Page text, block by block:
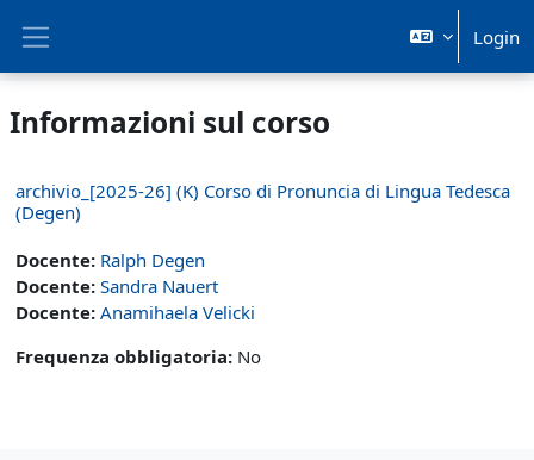
Login
Informazioni sul corso
archivio_[2025-26] (K) Corso di Pronuncia di Lingua Tedesca
(Degen)
Docente: Ralph Degen
Docente: Sandra Nauert
Docente: Anamihaela Velicki
Frequenza obbligatoria: No